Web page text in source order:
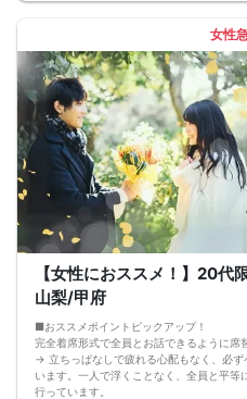
を楽しみながら、自由に交流できるカジ
ほどよくにぎやかな空間の中で、
自然に会話が生まれやすく、
初参加の方やお一人参加の方にも馴染みや
――――――――――――――――――
📅 開催日時
9月22日（火・祝）18：30～21：00
※18：00〜入場開始
※終了時間は前後する場合がございます
――――――――――――――――――
🔸「新しい出会いを楽しみたい」
🔸「自然な雰囲気で異性と交流したい」
🔸「美味しいお料理を楽しみながら、気軽
そんな方におすすめです✨
ぜひお友達と一緒にご参加ください😊
――――――――――――――――――
🚗駐車場について
専用の駐車場がございますが、イベントの
い。
⚠️ キャンセルについて
・開催日の 14日前よりキャンセル料が発生
女性
【女性におススメ！】20代
山梨/甲府
■おススメポイントピックアップ！
完全着席形式で全員とお話できるように席
→ 立ちっぱなしで疲れる心配もなく、必
います。一人で浮くことなく、全員と平等
行っています。